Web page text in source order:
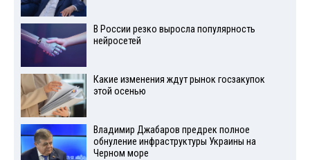
В России резко выросла популярность
нейросетей
Какие изменения ждут рынок госзакупок
этой осенью
Владимир Джабаров предрек полное
обнуление инфраструктуры Украины на
Черном море